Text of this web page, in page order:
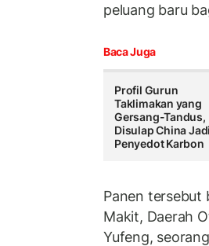
peluang baru
Baca Juga
Profil Gurun
Taklimakan yang
Gersang-Tandus,
Disulap China Jadi
Penyedot Karbon
Panen tersebut
Makit, Daerah
Yufeng,